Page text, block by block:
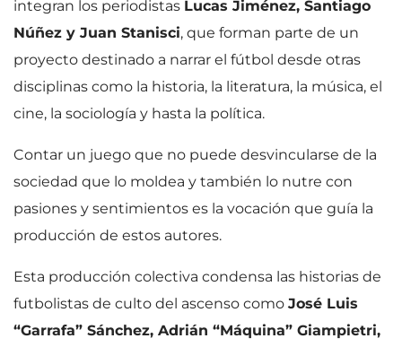
integran los periodistas Lucas Jiménez, Santiago
Núñez y Juan Stanisci, que forman parte de un
proyecto destinado a narrar el fútbol desde otras
disciplinas como la historia, la literatura, la música, el
cine, la sociología y hasta la política.
Contar un juego que no puede desvincularse de la
sociedad que lo moldea y también lo nutre con
pasiones y sentimientos es la vocación que guía la
producción de estos autores.
Esta producción colectiva condensa las historias de
futbolistas de culto del ascenso como José Luis
“Garrafa” Sánchez, Adrián “Máquina” Giampietri,